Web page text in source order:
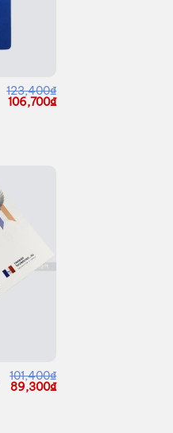
123,400₫
Giá
gốc
106,700₫Giá
101,400₫
Giá
89,300₫Giá